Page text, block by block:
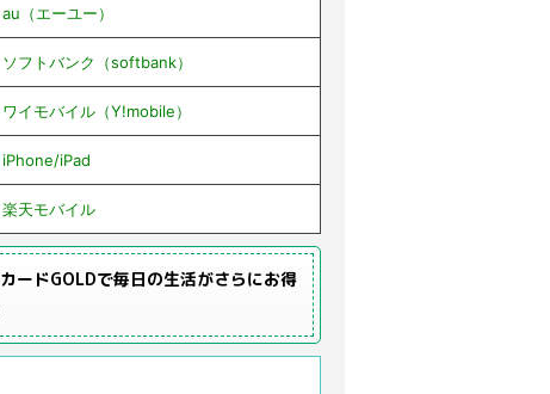
au（エーユー）
ソフトバンク（softbank）
ワイモバイル（Y!mobile）
iPhone/iPad
楽天モバイル
ードGOLDで毎日の生活がさらにお得